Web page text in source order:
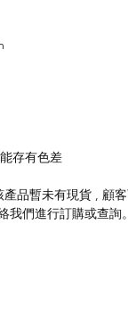
存有色差
品暫未有現貨 , 顧
我們進行訂購或查詢。